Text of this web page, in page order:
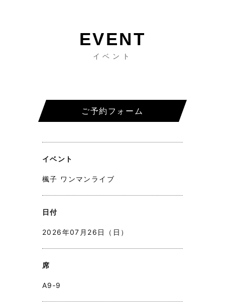
イベント
ご予約フォーム
イベント
楓子 ワンマンライブ
日付
2026年07月26日（日）
席
A9‐9